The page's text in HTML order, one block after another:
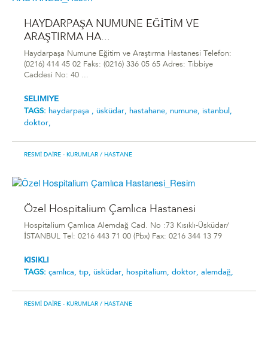
HAYDARPAŞA NUMUNE EĞİTİM VE
ARAŞTIRMA HA...
Haydarpaşa Numune Eğitim ve Araştırma Hastanesi Telefon:
(0216) 414 45 02 Faks: (0216) 336 05 65 Adres: Tıbbiye
Caddesi No: 40 ...
SELIMIYE
TAGS: haydarpaşa , üsküdar, hastahane, numune, istanbul,
doktor,
RESMI DAIRE - KURUMLAR / HASTANE
Özel Hospitalium Çamlıca Hastanesi
Hospitalium Çamlıca Alemdağ Cad. No :73 Kısıklı-Üsküdar/
İSTANBUL Tel: 0216 443 71 00 (Pbx) Fax: 0216 344 13 79
KISIKLI
TAGS: çamlıca, tıp, üsküdar, hospitalium, doktor, alemdağ,
RESMI DAIRE - KURUMLAR / HASTANE